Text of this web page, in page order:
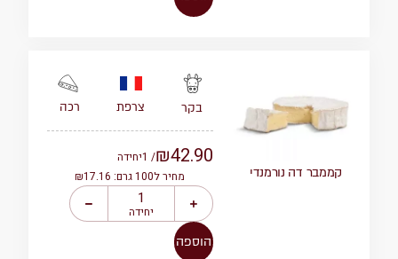
קממבר דה נורמנדי
בקר צרפת רכה
₪42.90
/ 1 יחידה
מחיר ל100 גרם: ₪17.16
יחידה
הוספה